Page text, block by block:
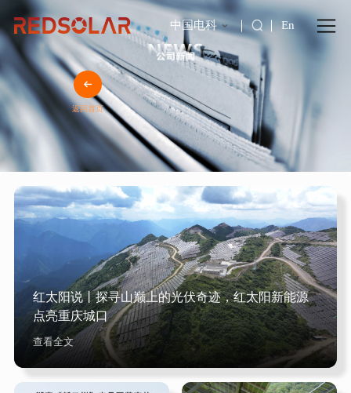
中国电科 En
返回首页
红太阳说丨探寻山巅上的光伏奇迹，红太阳新能源
点亮重庆城口
查看全文